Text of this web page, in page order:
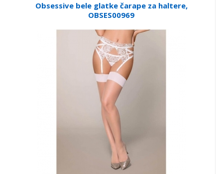
Obsessive bele glatke čarape za haltere,
OBSES00969